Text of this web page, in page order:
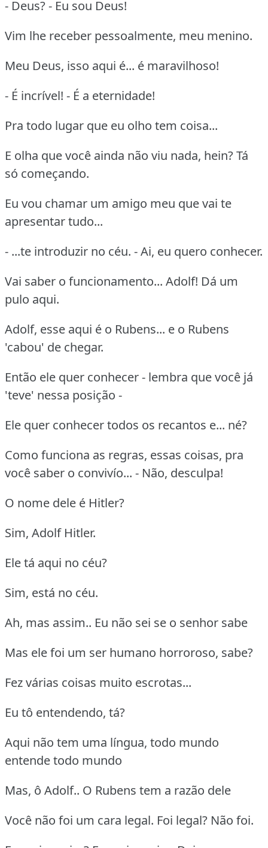
- Deus? - Eu sou Deus!
Vim lhe receber pessoalmente, meu menino.
Meu Deus, isso aqui é... é maravilhoso!
- É incrível! - É a eternidade!
Pra todo lugar que eu olho tem coisa...
E olha que você ainda não viu nada, hein? Tá
só começando.
Eu vou chamar um amigo meu que vai te
apresentar tudo...
- ...te introduzir no céu. - Ai, eu quero conhecer.
Vai saber o funcionamento... Adolf! Dá um
pulo aqui.
Adolf, esse aqui é o Rubens... e o Rubens
'cabou' de chegar.
Então ele quer conhecer - lembra que você já
'teve' nessa posição -
Ele quer conhecer todos os recantos e... né?
Como funciona as regras, essas coisas, pra
você saber o convivío... - Não, desculpa!
O nome dele é Hitler?
Sim, Adolf Hitler.
Ele tá aqui no céu?
Sim, está no céu.
Ah, mas assim.. Eu não sei se o senhor sabe
Mas ele foi um ser humano horroroso, sabe?
Fez várias coisas muito escrotas...
Eu tô entendendo, tá?
Aqui não tem uma língua, todo mundo
entende todo mundo
Mas, ô Adolf.. O Rubens tem a razão dele
Você não foi um cara legal. Foi legal? Não foi.